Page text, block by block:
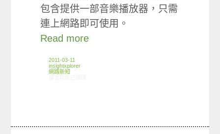
包含提供一部音樂播放器，只需
連上網路即可使用。
Read more
2011-03-11
insightxplorer
網路新知